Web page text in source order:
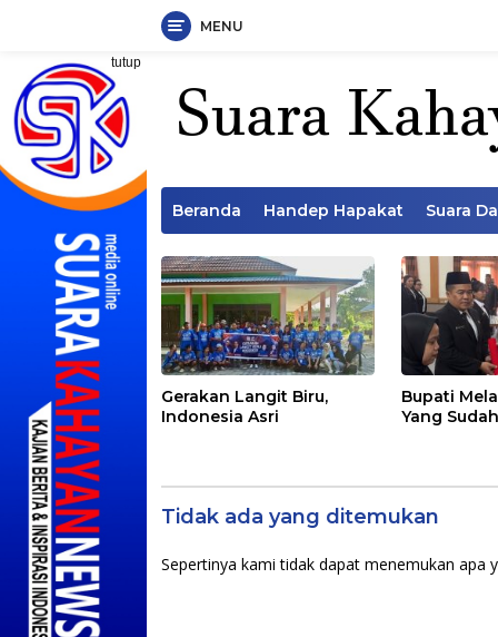
Langsung
konten
MENU
tutup
Beranda Handep Hapakat Suara
Gerakan Langit Biru,
Indonesia Asri
Bupati
Yang
Tidak ada yang ditemukan
Sepertinya kami tidak dapat menemukan apa